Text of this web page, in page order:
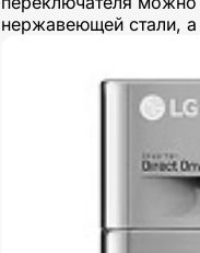
нержавеющей стали, а